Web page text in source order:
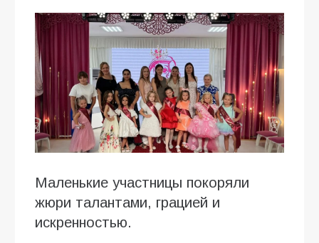
Маленькие участницы покоряли
жюри талантами, грацией и
искренностью.